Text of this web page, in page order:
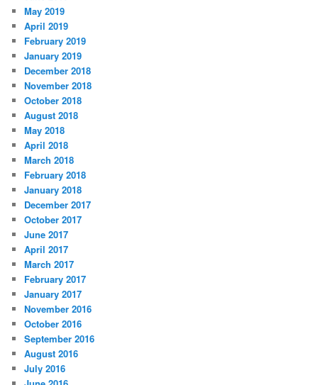
May 2019
April 2019
February 2019
January 2019
December 2018
November 2018
October 2018
August 2018
May 2018
April 2018
March 2018
February 2018
January 2018
December 2017
October 2017
June 2017
April 2017
March 2017
February 2017
January 2017
November 2016
October 2016
September 2016
August 2016
July 2016